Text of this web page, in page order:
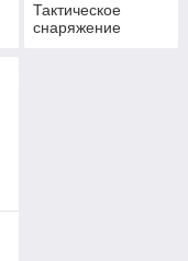
Тактическое
снаряжение